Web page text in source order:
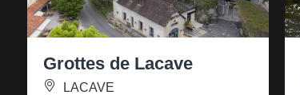
Grottes de Lacave
LACAVE